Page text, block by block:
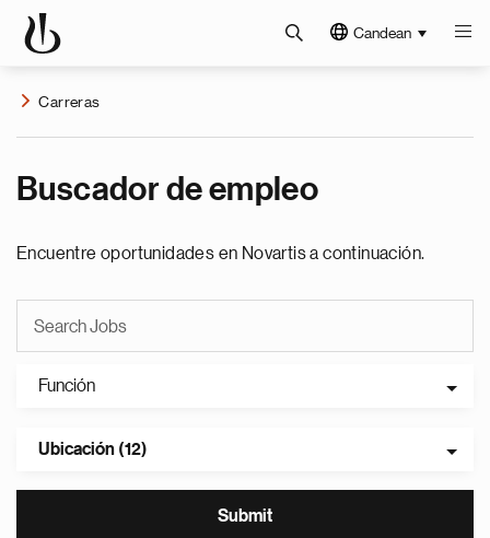
Candean
Carreras
Buscador de empleo
Encuentre oportunidades en Novartis a continuación.
Función
Ubicación (12)